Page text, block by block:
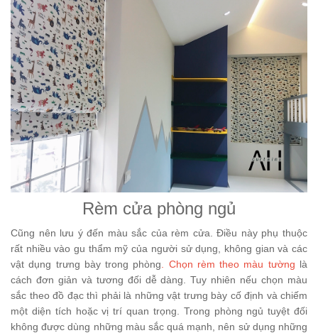
Rèm cửa phòng ngủ
Cũng nên lưu ý đến màu sắc của rèm cửa. Điều này phụ thuộc
rất nhiều vào gu thẩm mỹ của người sử dụng, không gian và các
vật dụng trưng bày trong phòng
Chọn rèm theo màu tường là
cách đơn giản và tương đối dễ dàng. Tuy nhiên nếu chọn màu
sắc theo đồ đạc thì phải là những vật trưng bày cố định và chiếm
một diện tích hoặc vị trí quan trọng. Trong phòng ngủ tuyệt đối
không được dùng những màu sắc quá mạnh, nên sử dụng những